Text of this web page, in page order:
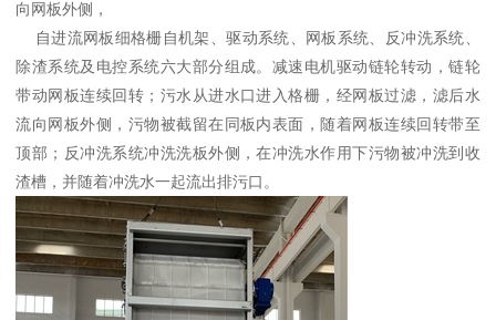
向网板外侧，
自进流网板细格栅自机架、驱动系统、网板系统、反冲洗系统、
除渣系统及电控系统六大部分组成。减速电机驱动链轮转动，链轮
带动网板连续回转；污水从进水口进入格栅，经网板过滤，滤后水
流向网板外侧，污物被截留在同板内表面，随着网板连续回转带至
顶部；反冲洗系统冲洗洗板外侧，在冲洗水作用下污物被冲洗到收
渣槽，并随着冲洗水一起流出排污口。